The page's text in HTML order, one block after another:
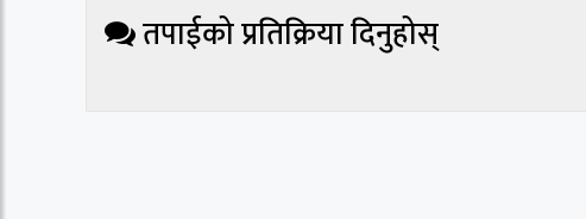
तपाईको प्रतिक्रिया दिनुहोस्